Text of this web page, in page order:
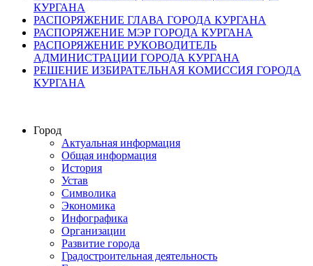
КУРГАНА
РАСПОРЯЖЕНИЕ ГЛАВА ГОРОДА КУРГАНА
РАСПОРЯЖЕНИЕ МЭР ГОРОДА КУРГАНА
РАСПОРЯЖЕНИЕ РУКОВОДИТЕЛЬ
АДМИНИСТРАЦИИ ГОРОДА КУРГАНА
РЕШЕНИЕ ИЗБИРАТЕЛЬНАЯ КОМИССИЯ ГОРОДА
КУРГАНА
Город
Актуальная информация
Общая информация
История
Устав
Символика
Экономика
Инфографика
Организации
Развитие города
Градостроительная деятельность